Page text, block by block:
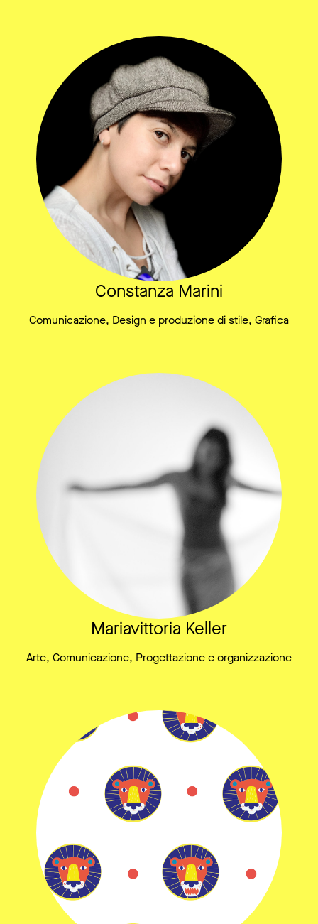
Constanza Marini
Comunicazione, Design e produzione di stile, Grafica
Mariavittoria Keller
Arte, Comunicazione, Progettazione e organizzazione